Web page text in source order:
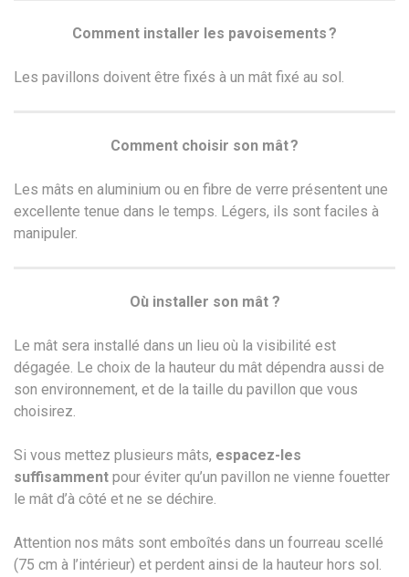
Comment installer les pavoisements ?
Les pavillons doivent être fixés à un mât fixé au sol.
Comment choisir son mât ?
Les mâts en aluminium ou en fibre de verre présentent une
excellente tenue dans le temps. Légers, ils sont faciles à
manipuler.
Où installer son mât ?
Le mât sera installé dans un lieu où la visibilité est
dégagée. Le choix de la hauteur du mât dépendra aussi de
son environnement, et de la taille du pavillon que vous
choisirez.
Si vous mettez plusieurs mâts, espacez-les
suffisamment pour éviter qu’un pavillon ne vienne fouetter
le mât d’à côté et ne se déchire.
Attention nos mâts sont emboîtés dans un fourreau scellé
(75 cm à l’intérieur) et perdent ainsi de la hauteur hors sol.